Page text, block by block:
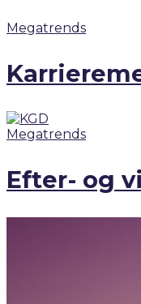
Megatrends
Megatrends
Efter- og